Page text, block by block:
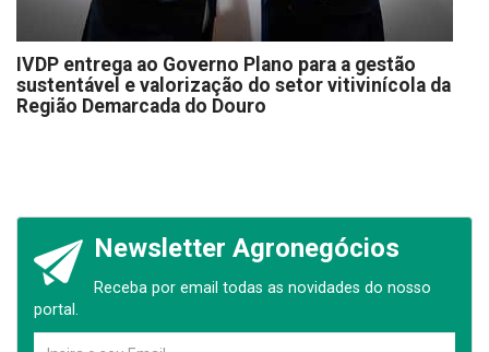
IVDP entrega ao Governo Plano para a gestão
sustentável e valorização do setor vitivinícola da
Região Demarcada do Douro
Newsletter Agronegócios
Receba por email todas as novidades do nosso
portal.